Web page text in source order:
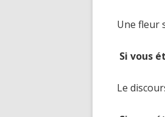
Une fleur
Si vous
Le